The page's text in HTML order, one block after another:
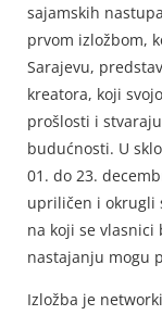
sajamskih
prvom izložbom,
Sarajevu,
kreatora, koji
prošlosti i
budućnosti. U
01. do 23.
upriličen i okrugli
na koji se vlasnici
nastajanju mogu
Izložba je